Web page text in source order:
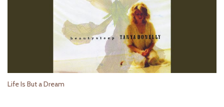
Life Is But a Dream